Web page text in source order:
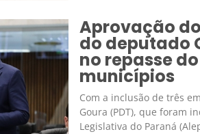
Aprovação
do deputado
no repasse
municípios
Com a inclusão de três
Goura (PDT), que foram
Legislativa do Paraná